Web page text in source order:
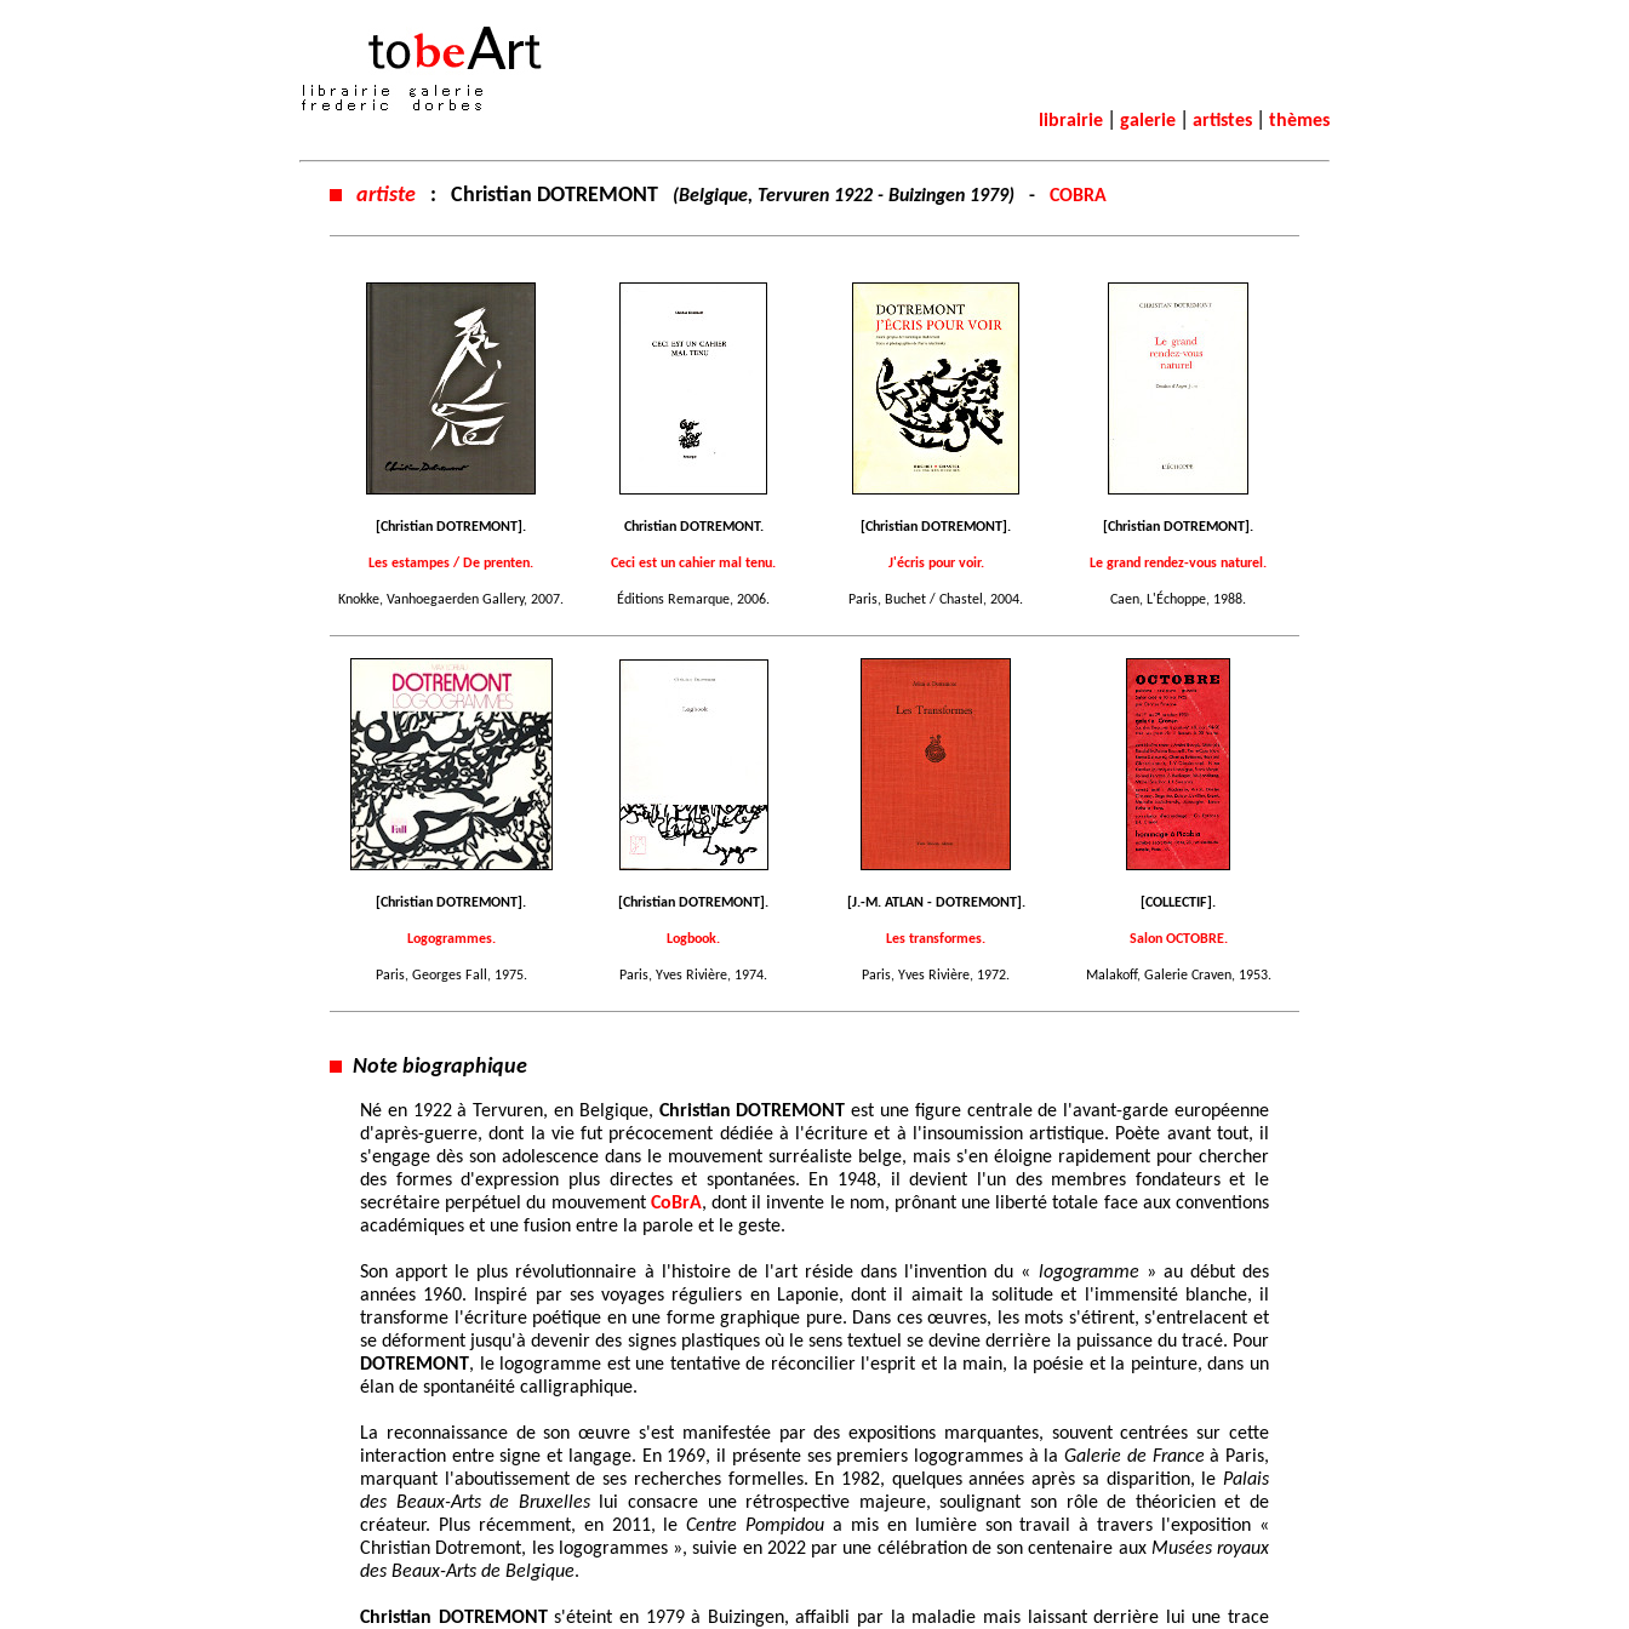
librairie galerie artistes thèmes
artiste : Christian DOTREMONT (Belgique, Tervuren 1922 - Buizingen 1979) - COBRA
[Christian DOTREMONT].
Les estampes / De prenten.
Knokke, Vanhoegaerden Gallery, 2007.
Christian DOTREMONT.
Ceci est un cahier mal tenu.
Éditions Remarque, 2006.
[Christian DOTREMONT].
J'écris pour voir.
Paris, Buchet / Chastel, 2004.
[Christian DOTREMONT].
Le grand rendez-vous naturel.
Caen, L'Échoppe, 1988.
[Christian DOTREMONT].
Logogrammes.
Paris, Georges Fall, 1975.
[Christian DOTREMONT].
Logbook.
Paris, Yves Rivière, 1974.
[J.-M. ATLAN - DOTREMONT].
Les transformes.
Paris, Yves Rivière, 1972.
[COLLECTIF].
Salon OCTOBRE.
Malakoff, Galerie Craven, 1953.
Note biographique
Né en 1922 à Tervuren, en Belgique, Christian DOTREMONT est une figure centrale de l'avant-garde européenne
d'après-guerre, dont la vie fut précocement dédiée à l'écriture et à l'insoumission artistique. Poète avant tout, il
s'engage dès son adolescence dans le mouvement surréaliste belge, mais s'en éloigne rapidement pour chercher
des formes d'expression plus directes et spontanées. En 1948, il devient l'un des membres fondateurs et le
secrétaire perpétuel du mouvement CoBrA, dont il invente le nom, prônant une liberté totale face aux conventions
académiques et une fusion entre la parole et le geste.
Son apport le plus révolutionnaire à l'histoire de l'art réside dans l'invention du « logogramme» au début des
années 1960. Inspiré par ses voyages réguliers en Laponie, dont il aimait la solitude et l'immensité blanche, il
transforme l'écriture poétique en une forme graphique pure. Dans ces œuvres, les mots s'étirent, s'entrelacent et
se déforment jusqu'à devenir des signes plastiques où le sens textuel se devine derrière la puissance du tracé. Pour
DOTREMONT, le logogramme est une tentative de réconcilier l'esprit et la main, la poésie et la peinture, dans un
élan de spontanéité calligraphique.
La reconnaissance de son œuvre s'est manifestée par des expositions marquantes, souvent centrées sur cette
interaction entre signe et langage. En 1969, il présente ses premiers logogrammes à laGalerie de Franceà Paris,
marquant l'aboutissement de ses recherches formelles. En 1982, quelques années après sa disparition, le Palais
des Beaux-Arts de Bruxelleslui consacre une rétrospective majeure, soulignant son rôle de théoricien et de
créateur. Plus récemment, en 2011, leCentre Pompidou a mis en lumière son travail à travers l'exposition «
Christian Dotremont, les logogrammes », suivie en 2022 par une célébration de son centenaire aux Musées royaux
des Beaux-Arts de Belgique.
Christian DOTREMONTs'éteint en 1979 à Buizingen, affaibli par la maladie mais laissant derrière lui une trace